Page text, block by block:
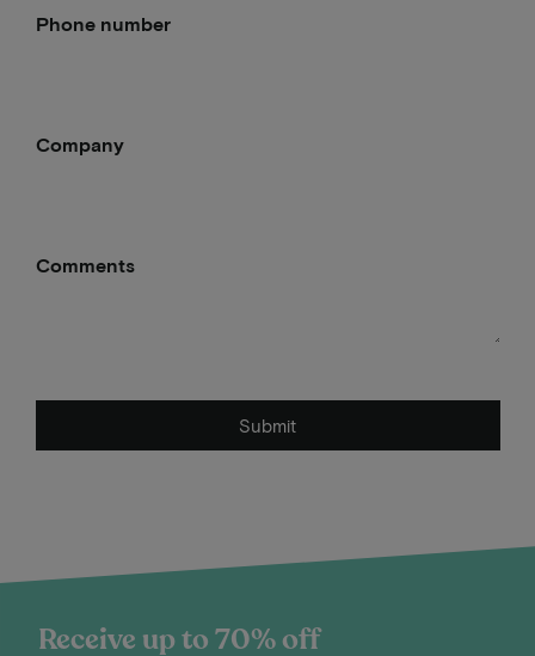
Phone number
Company
Comments
Submit
Receive up to 70% off